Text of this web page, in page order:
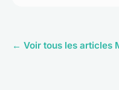
← Voir tous les articles